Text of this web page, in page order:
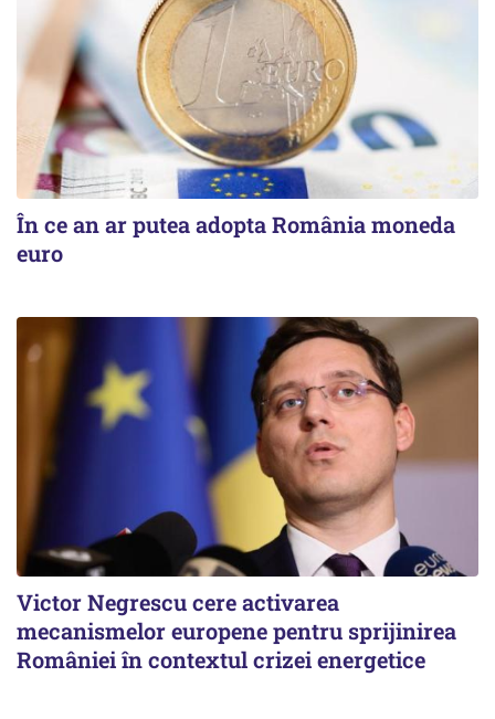
În ce an ar putea adopta România moneda
euro
Victor Negrescu cere activarea
mecanismelor europene pentru sprijinirea
României în contextul crizei energetice